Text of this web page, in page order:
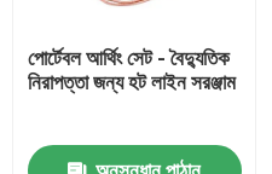
পোর্টেবল আর্থিং সেট - বৈদ্যুতিক
নিরাপত্তা জন্য হট লাইন সরঞ্জাম